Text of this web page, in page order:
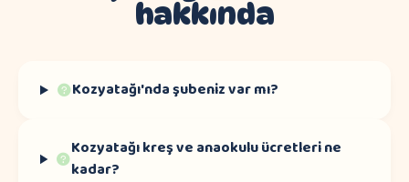
hakkında
Kozyatağı'nda şubeniz var mı?
Kozyatağı kreş ve anaokulu ücretleri ne
kadar?